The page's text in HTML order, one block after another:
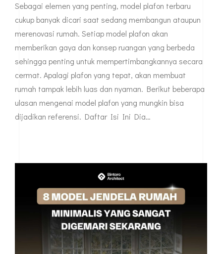
Sebagai elemen yang penting, model plafon terbaru
cukup banyak dicari saat sedang membangun ataupun
merenovasi rumah. Setiap model plafon akan
memberikan gaya dan konsep ruangan yang berbeda
sehingga penting untuk mempertimbangkannya secara
cermat. Apalagi plafon yang tepat, akan membuat
rumah tampak lebih luas dan nyaman. Berikut beberapa
ulasan mengenai model plafon yang mungkin bisa
dijadikan referensi. Daftar Isi Ini Dia…